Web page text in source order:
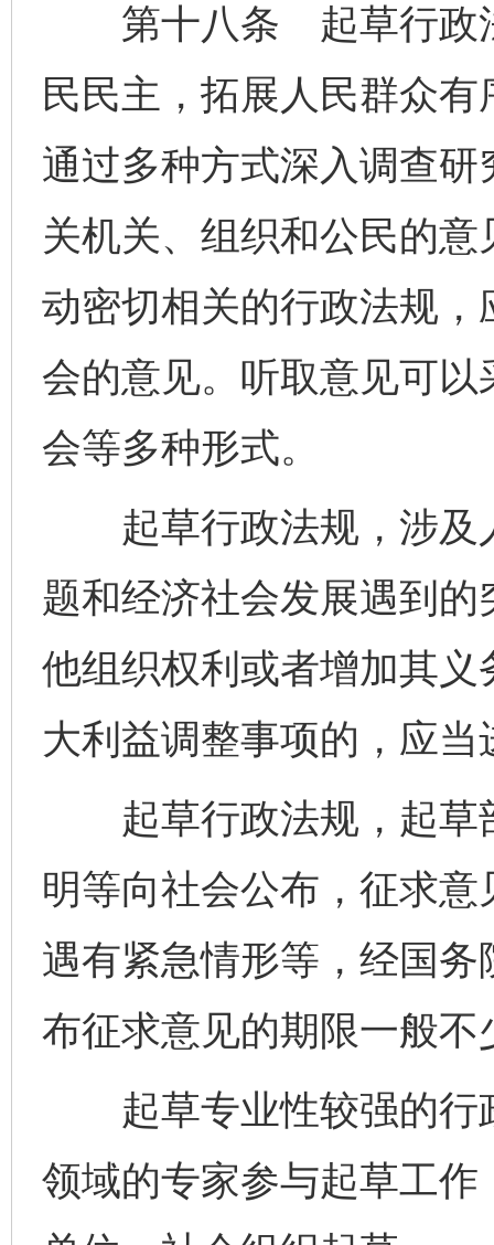
第十八条 起草行政法
民民主，拓展人民群众
通过多种方式深入调查
关机关、组织和公民的
动密切相关的行政法规
会的意见。听取意见可
会等多种形式。
起草行政法规，涉及
题和经济社会发展遇到
他组织权利或者增加其
大利益调整事项的，应
起草行政法规，起草
明等向社会公布，征求
遇有紧急情形等，经国
布征求意见的期限一般不
起草专业性较强的行
领域的专家参与起草工